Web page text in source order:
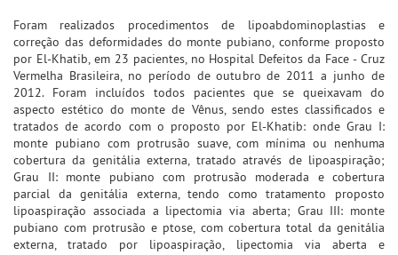
Foram realizados procedimentos de lipoabdominoplastias e
correção das deformidades do monte pubiano, conforme proposto
por El-Khatib, em 23 pacientes, no Hospital Defeitos da Face - Cruz
Vermelha Brasileira, no período de outubro de 2011 a junho de
2012. Foram incluídos todos pacientes que se queixavam do
aspecto estético do monte de Vênus, sendo estes classificados e
tratados de acordo com o proposto por El-Khatib: onde Grau I:
monte pubiano com protrusão suave, com mínima ou nenhuma
cobertura da genitália externa, tratado através de lipoaspiração;
Grau II: monte pubiano com protrusão moderada e cobertura
parcial da genitália externa, tendo como tratamento proposto
lipoaspiração associada a lipectomia via aberta; Grau III: monte
pubiano com protrusão e ptose, com cobertura total da genitália
externa, tratado por lipoaspiração, lipectomia via aberta e